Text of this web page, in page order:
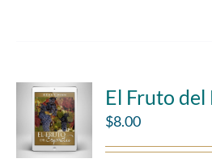
El Fruto
$8.00